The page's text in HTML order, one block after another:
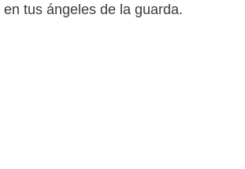
tus ángeles de la guarda.